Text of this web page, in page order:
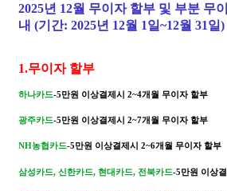
2025년 12월 무이자 할부 및 부분 무
내(기간: 2025년 12월 1일~12월 31일)
1.무이자 할부
하나카드-5만원 이상결제시 2~4개월 무이자 할부
광주카드-5만원 이상결제시 2~7개월 무이자 할부
NH농협카드-5만원 이상결제시 2~6개월 무이자 할부
삼성카드, 신한카드, 현대카드, 전북카드-5만원 이상